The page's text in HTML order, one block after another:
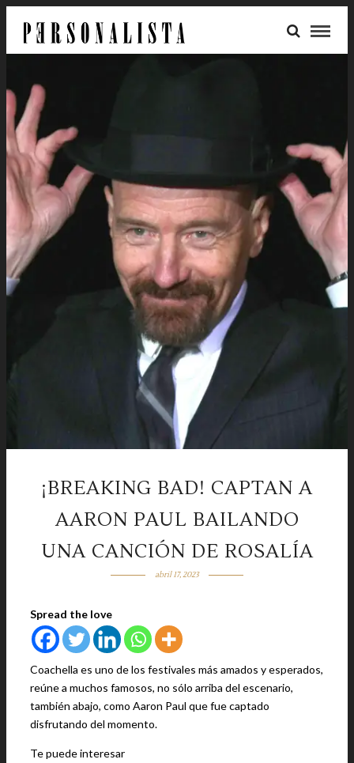
¡BREAKING BAD! CAPTAN A
AARON PAUL BAILANDO
UNA CANCIÓN DE ROSALÍA
abril 17, 2023
Spread the love
Coachella es uno de los festivales más amados y esperados,
reúne a muchos famosos, no sólo arriba del escenario,
también abajo, como Aaron Paul que fue captado
disfrutando del momento.
Te puede interesar